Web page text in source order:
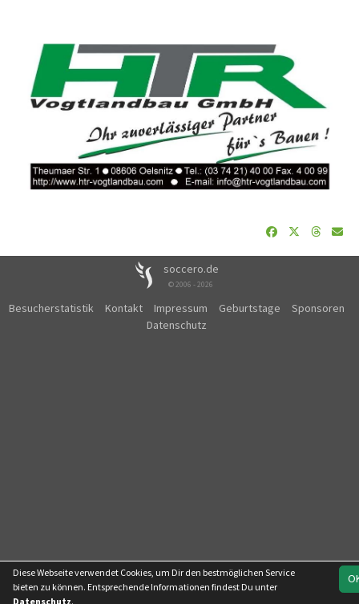
soccero.de
© 2006 - 2026
Besucherstatistik Kontakt Impressum Geburtstage
Sponsoren
Datenschutz
Diese Webseite verwendet Cookies, um Dir den bestmöglichen Service
bieten zu können. Entsprechende Informationen findest Du unter
Datenschutz.